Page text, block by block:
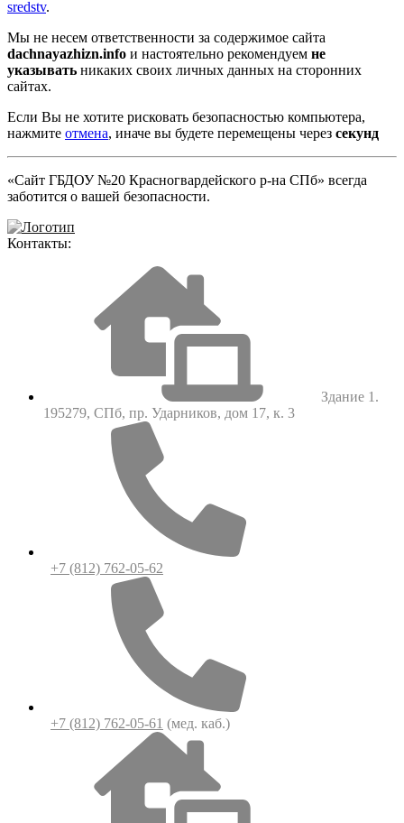
sredstv.
Мы не несем ответственности за содержимое сайта
dachnayazhizn.info и настоятельно рекомендуем не
указывать никаких своих личных данных на сторонних
сайтах.
Если Вы не хотите рисковать безопасностью компьютера,
нажмите отмена, иначе вы будете перемещены через секунд
«Сайт ГБДОУ №20 Красногвардейского р-на СПб» всегда
заботится о вашей безопасности.
Контакты:
Здание 1.
195279, СПб, пр. Ударников, дом 17, к. 3
+7 (812) 762-05-62
+7 (812) 762-05-61 (мед. каб.)